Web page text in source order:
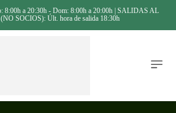
8:00h a 20:30h - Dom: 8:00h a 20:00h | SALIDAS AL
SOCIOS): Últ. hora de salida 18:30h